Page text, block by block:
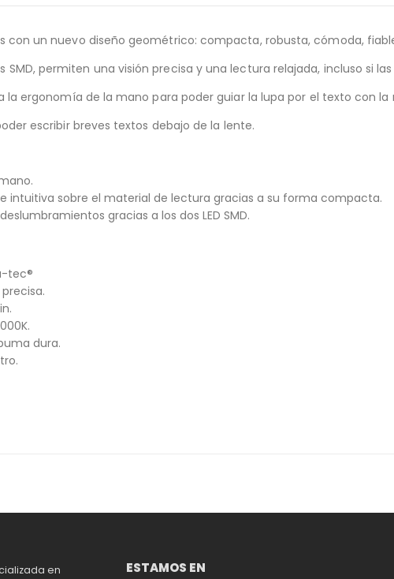
con un nuevo diseño geométrico: compacta, robusta, cómoda,
SMD, permiten una visión precisa y una lectura relajada, incluso si
la ergonomía de la mano para poder guiar la lupa por el texto con
escribir breves textos debajo de la lente.
intuitiva sobre el material de lectura gracias a su forma compacta.
gracias a los dos LED SMD.
tec®
dura.
en
ESTAMOS EN